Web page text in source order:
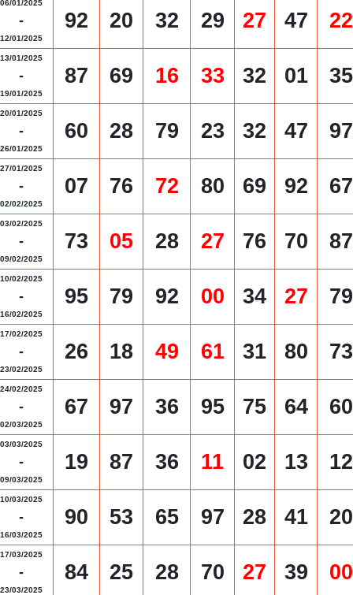
06/01/2025
-
12/01/2025
92 20 32 29 27 47 22
13/01/2025
-
19/01/2025
87 69 16 33 32 01 35
20/01/2025
-
26/01/2025
60 28 79 23 32 47 97
27/01/2025
-
02/02/2025
07 76 72 80 69 92 67
03/02/2025
-
09/02/2025
73 05 28 27 76 70 87
10/02/2025
-
16/02/2025
95 79 92 00 34 27 79
17/02/2025
-
23/02/2025
26 18 49 61 31 80 73
24/02/2025
-
02/03/2025
67 97 36 95 75 64 60
03/03/2025
-
09/03/2025
19 87 36 11 02 13 12
10/03/2025
-
16/03/2025
90 53 65 97 28 41 20
17/03/2025
-
23/03/2025
84 25 28 70 27 39 00